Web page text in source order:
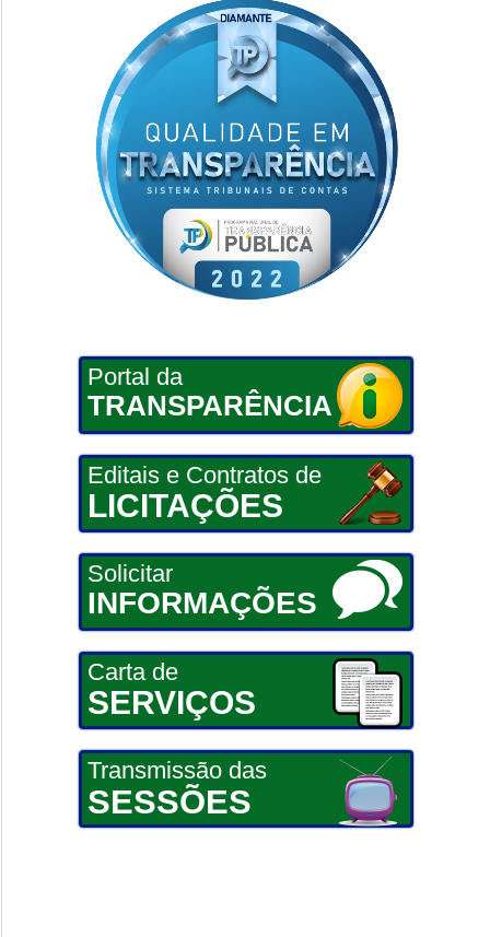
Portal da
TRANSPARÊNCIA
Editais e Contratos de
LICITAÇÕES
Solicitar
INFORMAÇÕES
Carta de
SERVIÇOS
Transmissão das
SESSÕES